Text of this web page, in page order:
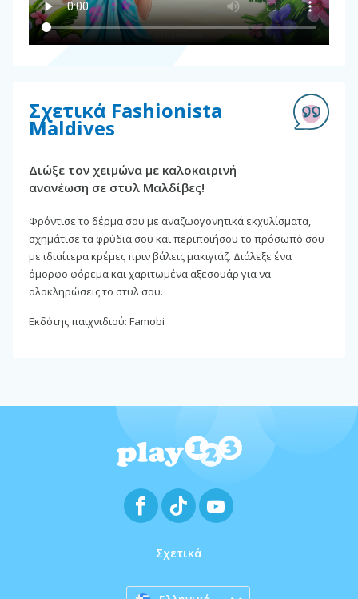
Σχετικά Fashionista
Maldives
Διώξε τον χειμώνα με καλοκαιρινή
ανανέωση σε στυλ Μαλδίβες!
Φρόντισε το δέρμα σου με αναζωογονητικά εκχυλίσματα,
σχημάτισε τα φρύδια σου και περιποιήσου το πρόσωπό σου
με ιδιαίτερα κρέμες πριν βάλεις μακιγιάζ. Διάλεξε ένα
όμορφο φόρεμα και χαριτωμένα αξεσουάρ για να
ολοκληρώσεις το στυλ σου.
Εκδότης παιχνιδιού: Famobi
Σχετικά